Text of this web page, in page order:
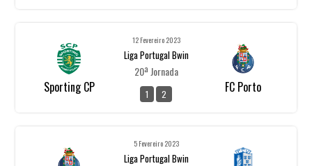
Sporting CP
12 Fevereiro 2023
Liga Portugal Bwin
20ª Jornada
1 2 FC Porto
5 Fevereiro 2023
Liga Portugal Bwin